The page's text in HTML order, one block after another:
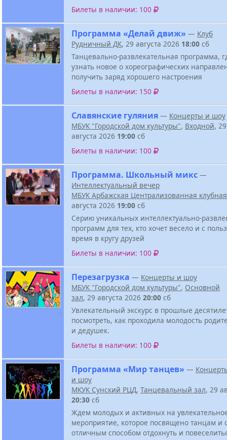
Билеты в наличии: 100
Программа «Делай движ» — Клуб
Рудничный ДК, 29 августа 2026 18:00 сб
Танцевально-развлекательная программа,
узнать новое о хореографических
получить заряд хорошего настроения
Билеты в наличии: 150
Славянские гуляния — Концерты и шоу
МБУК "Городской дом культуры", Входной, 29
августа 2026 19:00 сб
Билеты в наличии: 100
Программа. Школьный микс —
Интеллектуальный вечер
МБУК Арбажская Централизованная
августа 2026 19:00 сб
Серию уникальных интеллектуально-
программ для тех, кто хочет весело и с
время в кругу друзей
Билеты в наличии: 100
Перезагрузка — Концерты и шоу
МБУК "Городской дом культуры", Основной
зал, 29 августа 2026 20:00 сб
Увлекательный экскурс в прошлые
посмотреть, как проходила молодость
и дедушек.
Билеты в наличии: 100
Программа «Мир танцев» —
и шоу
МКУК Сунский РЦД, Танцевальный зал, 29
20:30 сб
Ждем молодых и активных на
мероприятие, которое посвящено танцам и
отличным способом отдохнуть и